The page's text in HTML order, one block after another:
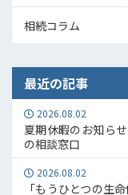
相続コラム
最近の記事
2026.08.02
夏期休暇のお知ら
の相談窓口
2026.08.02
「もうひとつの生